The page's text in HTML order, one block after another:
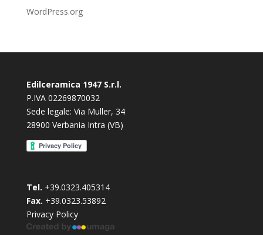
WordPress.org
Edilceramica 1947 S.r.l.
P.IVA 02269870032
Sede legale: Via Muller, 34
28900 Verbania Intra (VB)
Tel. +39.0323.405314
Fax. +39.0323.53892
Privacy Policy